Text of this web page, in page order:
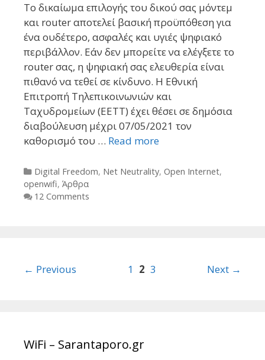
Το δικαίωμα επιλογής του δικού σας μόντεμ
και router αποτελεί βασική προϋπόθεση για
ένα ουδέτερο, ασφαλές και υγιές ψηφιακό
περιβάλλον. Εάν δεν μπορείτε να ελέγξετε το
router σας, η ψηφιακή σας ελευθερία είναι
πιθανό να τεθεί σε κίνδυνο. H Eθνική
Επιτροπή Τηλεπικοινωνιών και
Ταχυδρομείων (ΕΕΤΤ) έχει θέσει σε δημόσια
διαβούλευση μέχρι 07/05/2021 τον
καθορισμό του … Read more
Categories
Digital Freedom, Net Neutrality, Open Internet,
openwifi, Άρθρα
12 Comments
Post
← Previous 1 2 3 Next →
WiFi – Sarantaporo.gr